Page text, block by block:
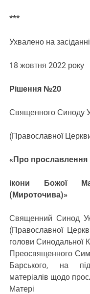
***
Ухвалено на
18 жовтня 2022 року
Рішення №20
Священного Синоду
(Православної
«Про прославлення
ікони Божої
(Мироточива)»
Священний Синод
(Православної
голови Синодальної
Преосвященного
Барського, на
матеріалів щодо
Матері